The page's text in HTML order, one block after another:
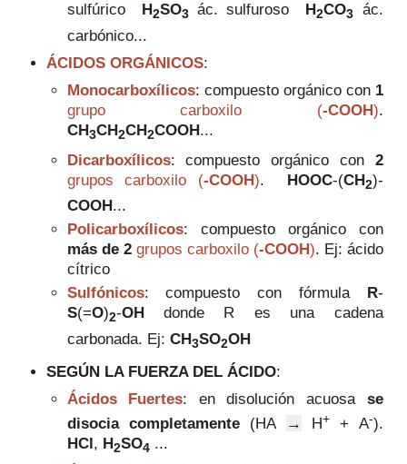
sulfúrico
H2SO3 ác. sulfuroso H2CO3
ác.
carbónico...
ÁCIDOS ORGÁNICOS:
Monocarboxílicos: compuesto orgánico con 1
grupo carboxilo (-COOH).
CH3CH2CH2COOH...
Dicarboxílicos: compuesto orgánico con
2
grupos carboxilo (-COOH). HOOC-(CH2)-
COOH...
Policarboxílicos: compuesto orgánico con
más de 2 grupos carboxilo (-COOH). Ej: ácido
cítrico
Sulfónicos: compuesto con fórmula R-
S(=O)2-OH donde R es una cadena
carbonada. Ej: CH3SO2OH
SEGÚN LA FUERZA DEL ÁCIDO:
Ácidos Fuertes: en disolución acuosa se
disocia completamente(HA → H++ A-).
HCl, H2SO4 ...